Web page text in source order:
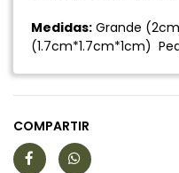
Medidas: Grande
(1.7cm*1.7cm*1cm)
COMPARTIR